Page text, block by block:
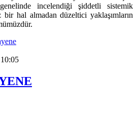
incelendiği şiddetli sistemik
bir hal almadan düzeltici yaklaşımların